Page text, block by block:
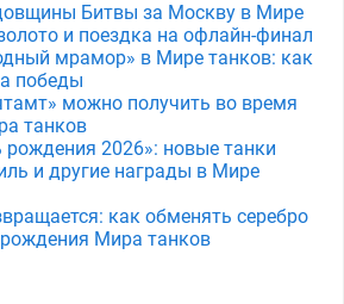
Битвы за Москву в Мире
и поездка на офлайн-финал
мрамор» в Мире танков: как
победы
можно получить во время
танков
рождения 2026»: новые танки
и другие награды в Мире
как обменять серебро
Мира танков